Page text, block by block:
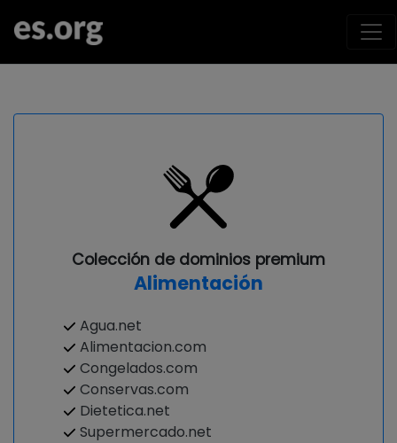
Colección de dominios premium
Alimentación
Agua.net
Alimentacion.com
Congelados.com
Conservas.com
Dietetica.net
Supermercado.net